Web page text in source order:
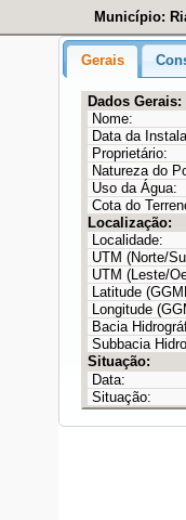
Município:
Gerais
Dados Gerais:
Nome:
Data da
Proprietário:
Natureza do
Uso da Água:
Cota do
Localização:
Localidade:
UTM (Norte/
UTM (Leste/
Latitude
Longitude
Bacia
Subbacia
Situação:
Data:
Situação: